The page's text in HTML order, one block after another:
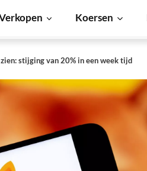
Koersen
stijging van 20% in een week tijd